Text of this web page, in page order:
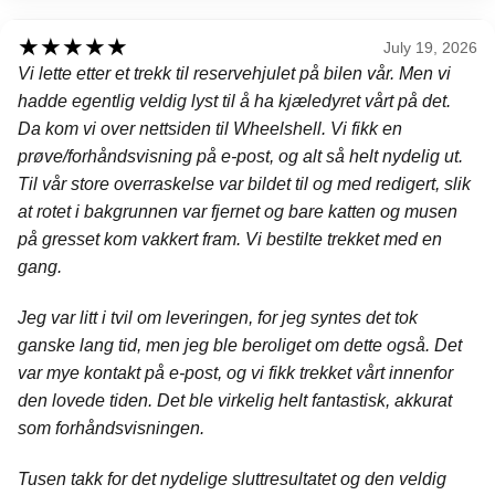
★★★★★ July 19, 2026
Vi lette etter et trekk til reservehjulet på bilen vår. Men vi
hadde egentlig veldig lyst til å ha kjæledyret vårt på det.
Da kom vi over nettsiden til Wheelshell. Vi fikk en
prøve/forhåndsvisning på e-post, og alt så helt nydelig ut.
Til vår store overraskelse var bildet til og med redigert, slik
at rotet i bakgrunnen var fjernet og bare katten og musen
på gresset kom vakkert fram. Vi bestilte trekket med en
gang.
Jeg var litt i tvil om leveringen, for jeg syntes det tok
ganske lang tid, men jeg ble beroliget om dette også. Det
var mye kontakt på e-post, og vi fikk trekket vårt innenfor
den lovede tiden. Det ble virkelig helt fantastisk, akkurat
som forhåndsvisningen.
Tusen takk for det nydelige sluttresultatet og den veldig